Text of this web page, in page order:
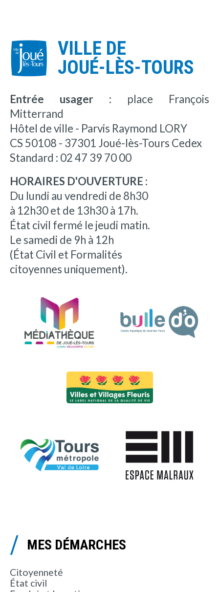
VILLE DE
JOUÉ-LÈS-TOURS
Entrée usager : place François
Mitterrand
Hôtel de ville - Parvis Raymond LORY
CS 50108 - 37301 Joué-lès-Tours Cedex
Standard : 02 47 39 70 00
HORAIRES D'OUVERTURE :
Du lundi au vendredi de 8h30
à 12h30 et de 13h30 à 17h.
État civil fermé le jeudi matin.
Le samedi de 9h à 12h
(État Civil et Formalités
citoyennes uniquement).
MES DÉMARCHES
Citoyenneté
État civil